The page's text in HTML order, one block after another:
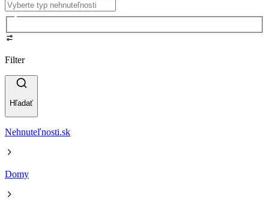
Filter
Hľadať
Nehnuteľnosti.sk
Domy